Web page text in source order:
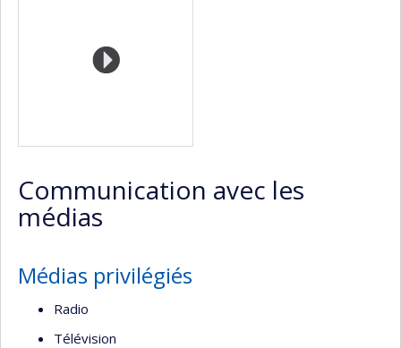
Communication avec les
médias
Médias privilégiés
Radio
Télévision